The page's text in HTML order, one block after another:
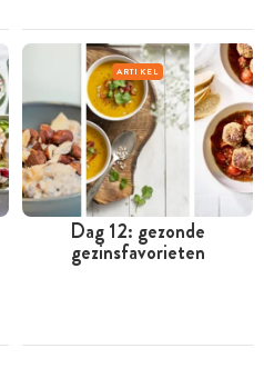
ARTIKEL
Dag 12: gezonde
gezinsfavorieten